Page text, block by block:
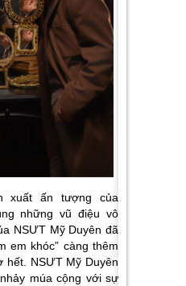
xuất ấn tượng của
những vũ điệu vô
NSƯT Mỹ Duyên đã
em khóc” càng thêm
hết. NSƯT Mỹ Duyên
múa cộng với sự